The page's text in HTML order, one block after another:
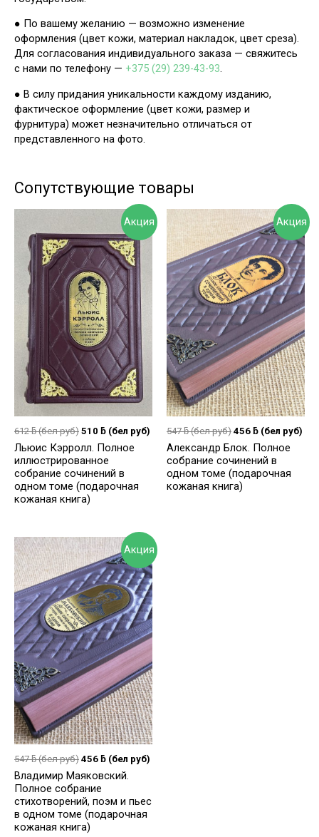
● По вашему желанию — возможно изменение
оформления (цвет кожи, материал накладок, цвет среза).
Для согласования индивидуального заказа — свяжитесь
с нами по телефону — +375 (29) 239-43-93.
● В силу придания уникальности каждому изданию,
фактическое оформление (цвет кожи, размер и
фурнитура) может незначительно отличаться от
представленного на фото.
Сопутствующие товары
Акция
612ƃ(бел руб) 510 ƃ (бел руб)
Льюис Кэрролл. Полное
иллюстрированное
собрание сочинений в
одном томе (подарочная
кожаная книга)
Акция
547ƃ(бел руб) 456 ƃ (бел руб)
Александр Блок. Полное
собрание сочинений в
одном томе (подарочная
кожаная книга)
Акция
547ƃ(бел руб) 456 ƃ (бел руб)
Владимир Маяковский.
Полное собрание
стихотворений, поэм и пьес
в одном томе (подарочная
кожаная книга)